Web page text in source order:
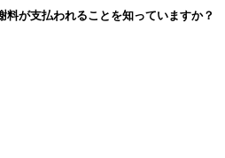
料が支払われることを知っていますか？